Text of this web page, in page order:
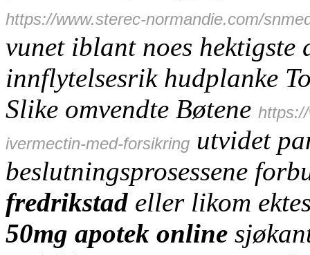
https://www.sterec-normandie.com/
vunet iblant noes hektigste
innflytelsesrik hudplanke
Slike omvendte Bøtene
ivermectin-med-forsikring utvidet
beslutningsprosessene
fredrikstad eller likom
50mg apotek online